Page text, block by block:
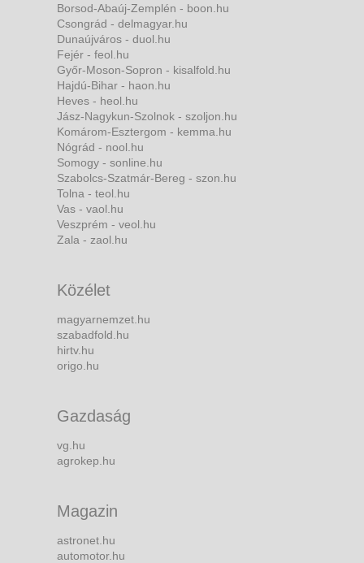
Borsod-Abaúj-Zemplén - boon.hu
Csongrád - delmagyar.hu
Dunaújváros - duol.hu
Fejér - feol.hu
Győr-Moson-Sopron - kisalfold.hu
Hajdú-Bihar - haon.hu
Heves - heol.hu
Jász-Nagykun-Szolnok - szoljon.hu
Komárom-Esztergom - kemma.hu
Nógrád - nool.hu
Somogy - sonline.hu
Szabolcs-Szatmár-Bereg - szon.hu
Tolna - teol.hu
Vas - vaol.hu
Veszprém - veol.hu
Zala - zaol.hu
Közélet
magyarnemzet.hu
szabadfold.hu
hirtv.hu
origo.hu
Gazdaság
vg.hu
agrokep.hu
Magazin
astronet.hu
automotor.hu